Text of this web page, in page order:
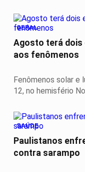
GERAL
Agosto terá dois
aos fenômenos
Fenômenos solar e
12, no hemisfério
SAÚDE
Paulistanos
contra sarampo